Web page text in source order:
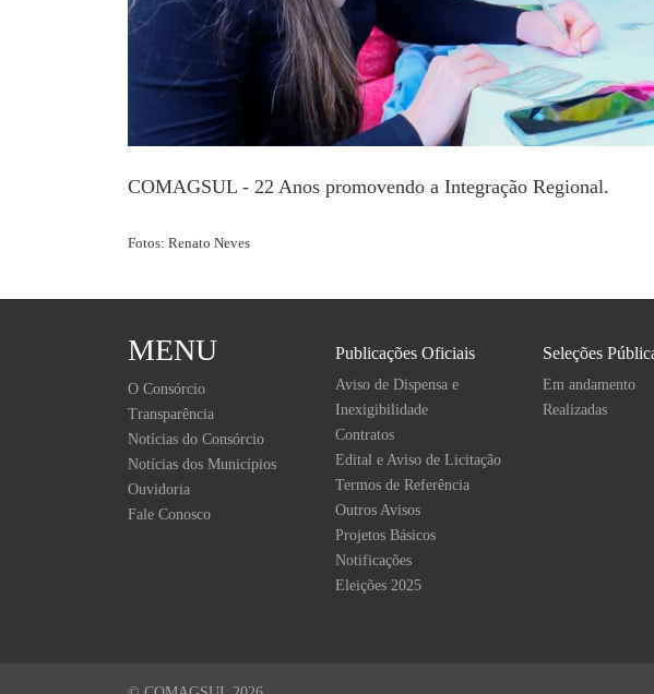
COMAGSUL - 22 Anos promovendo a Integração Regional.
Fotos: Renato Neves
MENU
O Consórcio
Transparência
Notícias do Consórcio
Notícias dos Municípios
Ouvidoria
Fale Conosco
Publicações Oficiais
Aviso de Dispensa e
Inexigibilidade
Contratos
Edital e Aviso de Licitação
Termos de Referência
Outros Avisos
Projetos Básicos
Notificações
Eleições 2025
Seleções
Em andamento
Realizadas